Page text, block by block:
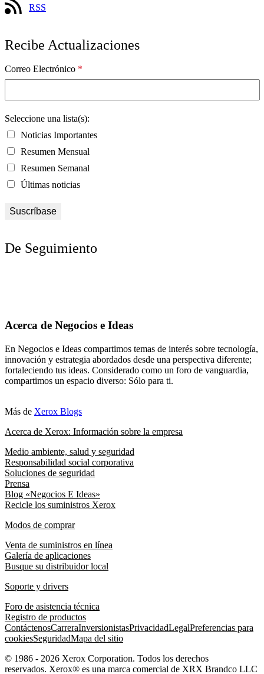
RSS
Recibe Actualizaciones
Correo Electrónico *
Seleccione una lista(s):
Noticias Importantes
Resumen Mensual
Resumen Semanal
Últimas noticias
De Seguimiento
Acerca de Negocios e Ideas
En Negocios e Ideas compartimos temas de interés sobre tecnología,
innovación y estrategia abordados desde una perspectiva diferente;
fortaleciendo tus ideas. Considerado como un foro de vanguardia,
compartimos un espacio diverso: Sólo para ti.
Más de Xerox Blogs
Acerca de Xerox: Información sobre la empresa
Medio ambiente, salud y seguridad
Responsabilidad social corporativa
Soluciones de seguridad
Prensa
Blog «Negocios E Ideas»
Recicle los suministros Xerox
Modos de comprar
Venta de suministros en línea
Galería de aplicaciones
Busque su distribuidor local
Soporte y drivers
Foro de asistencia técnica
Registro de productos
ContáctenosCarreraInversionistasPrivacidadLegalPreferencias para
cookiesSeguridadMapa del sitio
© 1986 - 2026 Xerox Corporation. Todos los derechos
reservados. Xerox® es una marca comercial de XRX Brandco LLC